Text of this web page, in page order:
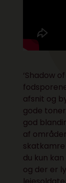
‘Shadow
afsnit og
gode
god
af
du kun
og der er